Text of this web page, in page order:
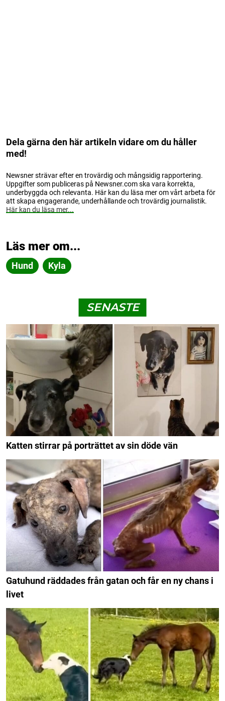
Dela gärna den här artikeln vidare om du håller
med!
Newsner strävar efter en trovärdig och mångsidig rapportering.
Uppgifter som publiceras på Newsner.com ska vara korrekta,
underbyggda och relevanta. Här kan du läsa mer om vårt arbeta för
att skapa engagerande, underhållande och trovärdig journalistik.
Här kan du läsa mer...
Läs mer om...
Hund Kyla
SENASTE
Katten stirrar på porträttet av sin döde vän
Gatuhund räddades från gatan och får en ny chans i
livet